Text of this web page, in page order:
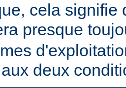
cela signifie
presque
deux